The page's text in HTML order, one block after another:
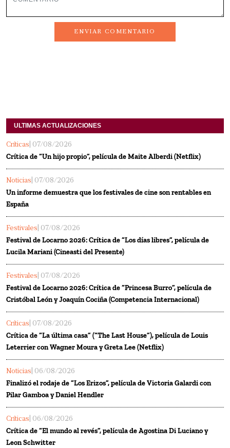
ENVIAR COMENTARIO
ULTIMAS ACTUALIZACIONES
Críticas | 07/08/2026
Crítica de “Un hijo propio”, película de Maite Alberdi (Netflix)
Noticias | 07/08/2026
Un informe demuestra que los festivales de cine son rentables en
España
Festivales | 07/08/2026
Festival de Locarno 2026: Crítica de “Los días libres”, película de
Lucila Mariani (Cineasti del Presente)
Festivales | 07/08/2026
Festival de Locarno 2026: Crítica de “Princesa Burro”, película de
Cristóbal León y Joaquín Cociña (Competencia Internacional)
Críticas | 07/08/2026
Crítica de “La última casa” (“The Last House”), película de Louis
Leterrier con Wagner Moura y Greta Lee (Netflix)
Noticias | 06/08/2026
Finalizó el rodaje de “Los Erizos”, película de Victoria Galardi con
Pilar Gamboa y Daniel Hendler
Críticas | 06/08/2026
Crítica de “El mundo al revés”, película de Agostina Di Luciano y
Leon Schwitter